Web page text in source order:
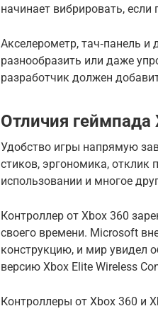
начинает вибрировать,
Акселерометр, тач‑панель
разнообразить или даже
разработчик должен
Отличия геймпада
Удобство игры напрямую
стиков, эргономика, отклик
использовании и многое
Контроллер от Xbox 360
своего времени. Microsoft
конструкцию, и мир увидел
версию Xbox Elite Wireless
Контроллеры от Xbox 360 и